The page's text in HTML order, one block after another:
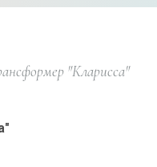
"Кларисса"